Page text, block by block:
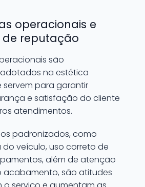
operacionais e
reputação
são
na estética
para garantir
e satisfação do cliente
atendimentos.
padronizados, como
veículo, uso correto de
além de atenção
acabamento, são atitudes